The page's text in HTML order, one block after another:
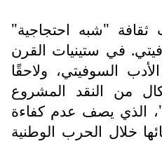
"شبه احتجاجية"
في ستينيات القرن
السوفيتي، ولاحقًا
من النقد المشروع
الذي يصف عدم كفاءة
خلال الحرب الوطنية